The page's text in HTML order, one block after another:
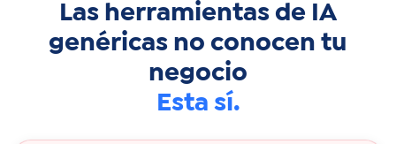
Las herramientas de IA
genéricas no conocen tu
negocio
Esta sí.